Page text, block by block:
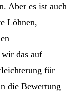
Aber es ist auch
Löhnen,
wir das auf
für
die Bewertung